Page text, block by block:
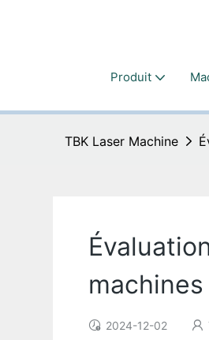
Produit
TBK Laser Machine
2024-12-02